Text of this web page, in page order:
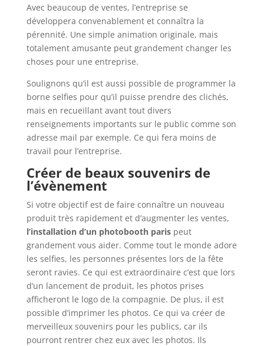
Avec beaucoup de ventes, l’entreprise se
développera convenablement et connaîtra la
pérennité. Une simple animation originale, mais
totalement amusante peut grandement changer les
choses pour une entreprise.
Soulignons qu’il est aussi possible de programmer la
borne selfies pour qu’il puisse prendre des clichés,
mais en recueillant avant tout divers
renseignements importants sur le public comme son
adresse mail par exemple. Ce qui fera moins de
travail pour l’entreprise.
Créer de beaux souvenirs de
l’évènement
Si votre objectif est de faire connaître un nouveau
produit très rapidement et d’augmenter les ventes,
l’installation d’un photobooth parispeut
grandement vous aider. Comme tout le monde adore
les selfies, les personnes présentes lors de la fête
seront ravies. Ce qui est extraordinaire c’est que lors
d’un lancement de produit, les photos prises
afficheront le logo de la compagnie. De plus, il est
possible d’imprimer les photos. Ce qui va créer de
merveilleux souvenirs pour les publics, car ils
pourront rentrer chez eux avec les photos. Ils